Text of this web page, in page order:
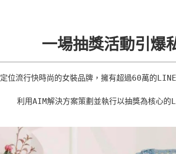
一場抽獎活動引爆
定位流行快時尚的女裝品牌，擁有超過60萬的
利用AIM解決方案策劃並執行以抽獎為核心的